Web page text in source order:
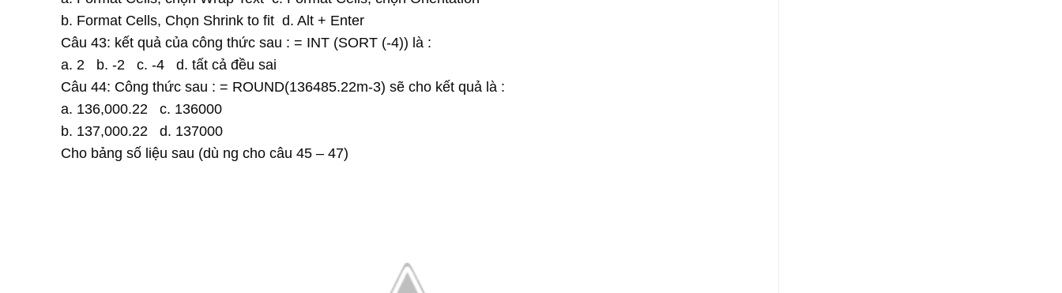
b. Format Cells, Chọn Shrink to fit d. Alt + Enter
Câu 43: kết quả của công thức sau : = INT (SORT (-4)) là :
a. 2 b. -2 c. -4 d. tất cả đều sai
Câu 44: Công thức sau : = ROUND(136485.22m-3) sẽ cho kết quả là :
a. 136,000.22 c. 136000
b. 137,000.22 d. 137000
Cho bảng số liệu sau (dù ng cho câu 45 – 47)